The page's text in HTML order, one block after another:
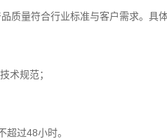
质量符合行业标准与客户需求。具体
术规范；
过48小时。